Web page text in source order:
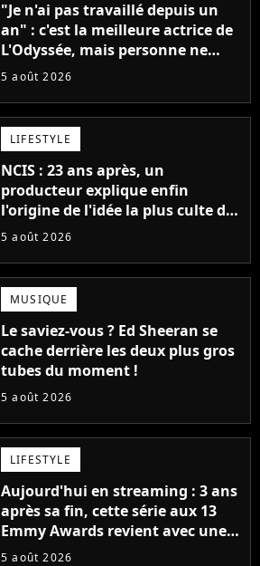
"Je n'ai pas travaillé depuis un
an" : c'est la meilleure actrice de
L'Odyssée, mais personne ne
veut lui donner de rôle au
5 août 2026
LIFESTYLE
NCIS : 23 ans après, un
producteur explique enfin
l'origine de l'idée la plus culte de
la série (et on ne parle pas du
5 août 2026
MUSIQUE
Le saviez-vous ? Ed Sheeran se
cache derrière les deux plus gros
tubes du moment !
5 août 2026
LIFESTYLE
Aujourd'hui en streaming : 3 ans
après sa fin, cette série aux 13
Emmy Awards revient avec une
suite... totalement différente
5 août 2026